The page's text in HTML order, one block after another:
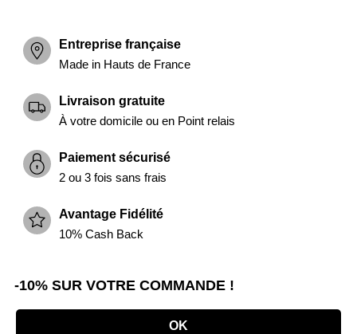
Entreprise française
Made in Hauts de France
Livraison gratuite
À votre domicile ou en Point relais
Paiement sécurisé
2 ou 3 fois sans frais
Avantage Fidélité
10% Cash Back
-10% SUR VOTRE COMMANDE !